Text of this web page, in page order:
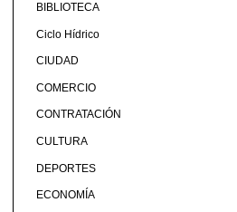
BIBLIOTECA
Ciclo Hídrico
CIUDAD
COMERCIO
CONTRATACIÓN
CULTURA
DEPORTES
ECONOMÍA